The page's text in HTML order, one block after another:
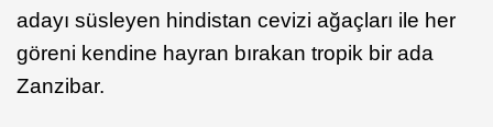
adayı süsleyen hindistan cevizi ağaçları ile her
göreni kendine hayran bırakan tropik bir ada
Zanzibar.